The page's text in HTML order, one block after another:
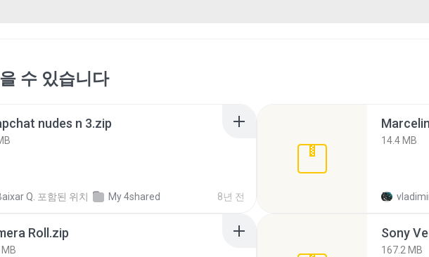
수 있습니다
nudes n 3.zip
Q. 포함된 위치 My 4shared 8년 전
14.4 MB
Roll.zip Sony
167.2 MB